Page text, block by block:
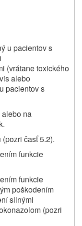
u pacientov s
(vrátane toxického
alebo
pacientov s
na
časť 5.2).
funkcie
funkcie
poškodením
silnými
(pozri